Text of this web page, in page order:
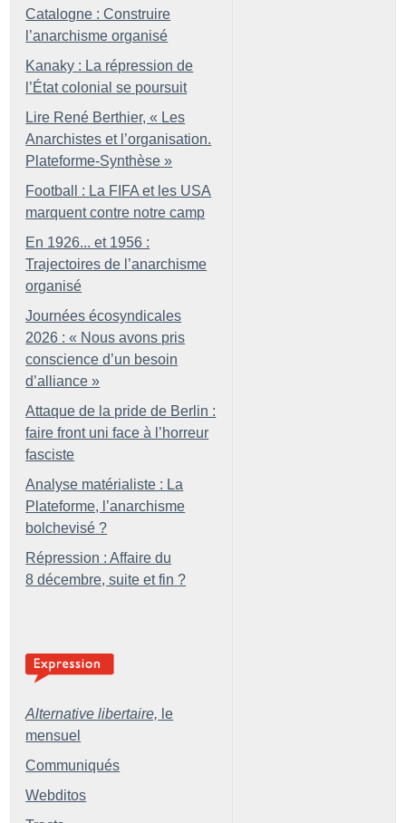
Catalogne : Construire
l’anarchisme organisé
Kanaky : La répression de
l’État colonial se poursuit
Lire René Berthier, « Les
Anarchistes et l’organisation.
Plateforme-Synthèse »
Football : La FIFA et les USA
marquent contre notre camp
En 1926... et 1956 :
Trajectoires de l’anarchisme
organisé
Journées écosyndicales
2026 : « Nous avons pris
conscience d’un besoin
d’alliance »
Attaque de la pride de Berlin :
faire front uni face à l’horreur
fasciste
Analyse matérialiste : La
Plateforme, l’anarchisme
bolchevisé ?
Répression : Affaire du
8 décembre, suite et fin ?
Alternative libertaire, le
mensuel
Communiqués
Webditos